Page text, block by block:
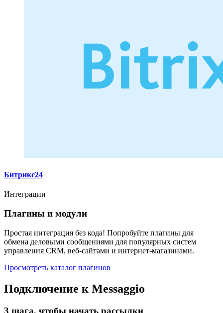
Битрикс24
Интеграции
Плагины и модули
Простая интеграция без кода! Попробуйте плагины для
обмена деловыми сообщениями для популярных систем
управления CRM, веб-сайтами и интернет-магазинами.
Просмотреть каталог плагинов
Подключение к Messaggio
3 шага, чтобы начать рассылки